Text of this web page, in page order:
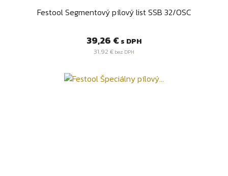
Festool Segmentový pílový list SSB 32/OSC
Cena
39,26 € s DPH
31,92 € bez DPH